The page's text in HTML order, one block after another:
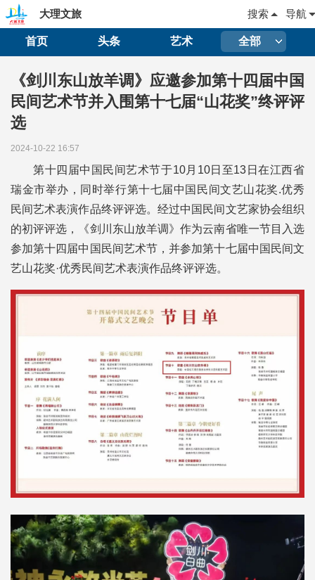
大理文旅 导航
搜索
首页 头条 艺术 全部
《剑川东山放羊调》应邀参加第十四届中国
民间艺术节并入围第十七届“山花奖”终评评
选
2024-10-22 16:57
第十四届中国民间艺术节于10月10日至13日在江西省
瑞金市举办，同时举行第十七届中国民间文艺山花奖.优秀
民间艺术表演作品终评评选。经过中国民间文艺家协会组织
的初评评选，《剑川东山放羊调》作为云南省唯一节目入选
参加第十四届中国民间艺术节，并参加第十七届中国民间文
艺山花奖·优秀民间艺术表演作品终评评选。